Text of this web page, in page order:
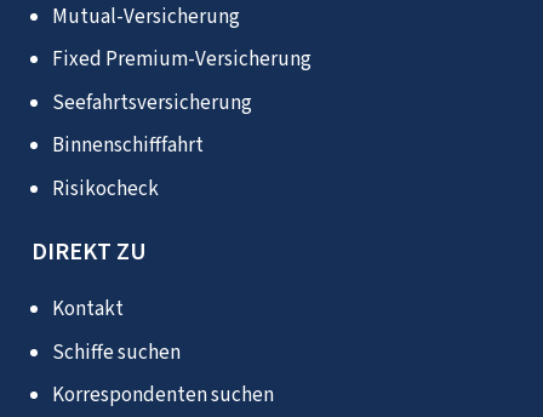
Mutual-Versicherung
Fixed Premium-Versicherung
Seefahrtsversicherung
Binnenschifffahrt
Risikocheck
DIREKT ZU
Kontakt
Schiffe suchen
Korrespondenten suchen